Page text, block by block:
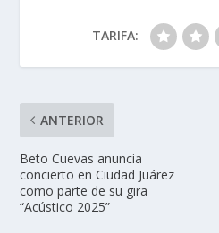
TARIFA:
ANTERIOR
Beto Cuevas anuncia
concierto en Ciudad Juárez
como parte de su gira
“Acústico 2025”